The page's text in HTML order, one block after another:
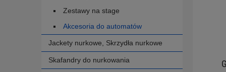
Zestawy na stage
Akcesoria do automatów
Jackety nurkowe, Skrzydła nurkowe
Skafandry do nurkowania